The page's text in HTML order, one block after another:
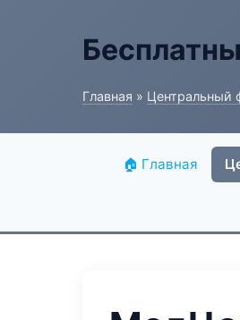
Главная » Центральный
🏠 Главная